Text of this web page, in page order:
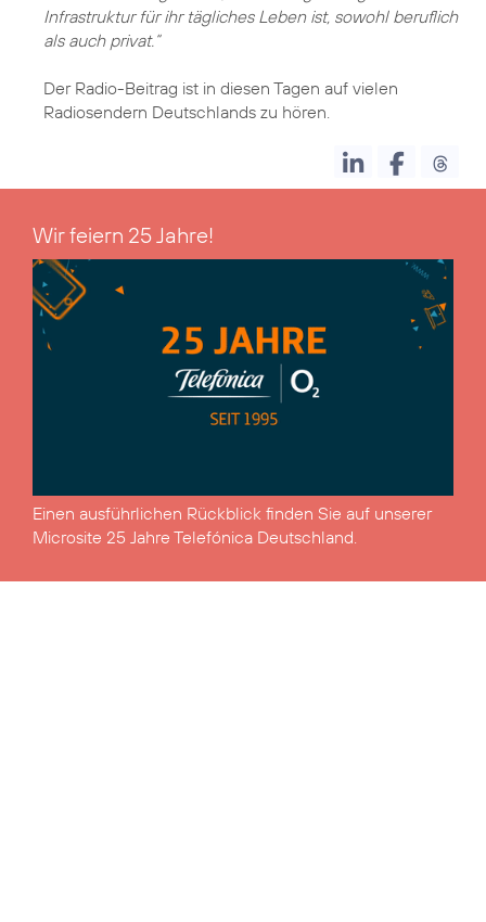
Infrastruktur für ihr tägliches Leben ist, sowohl beruflich
als auch privat.“
Der Radio-Beitrag ist in diesen Tagen auf vielen
Radiosendern Deutschlands zu hören.
Wir feiern 25 Jahre!
Einen ausführlichen Rückblick finden Sie auf unserer
Microsite 25 Jahre Telefónica Deutschland.